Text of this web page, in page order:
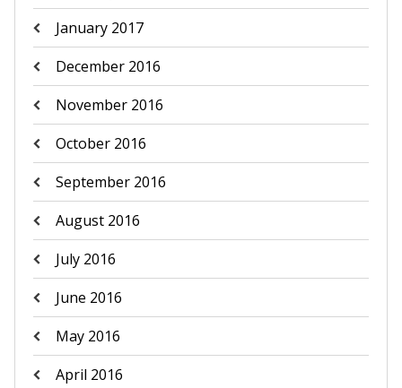
January 2017
December 2016
November 2016
October 2016
September 2016
August 2016
July 2016
June 2016
May 2016
April 2016